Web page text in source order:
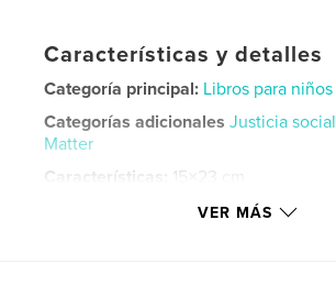
Características y detalles
Categoría principal: Libros para niños
Categorías adicionales Justicia social
Matter
Características: 15×23 cm
VER MÁS